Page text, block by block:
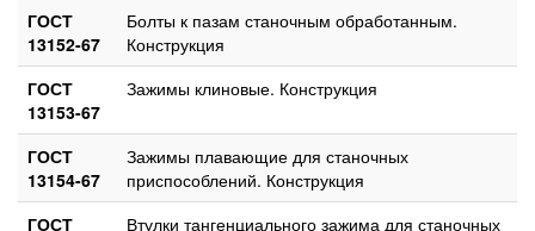
ГОСТ
13152-67
Болты к пазам станочным обработанным.
Конструкция
ГОСТ
13153-67
Зажимы клиновые. Конструкция
ГОСТ
13154-67
Зажимы плавающие для станочных
приспособлений. Конструкция
ГОСТ
Втулки тангенциального зажима для станочных